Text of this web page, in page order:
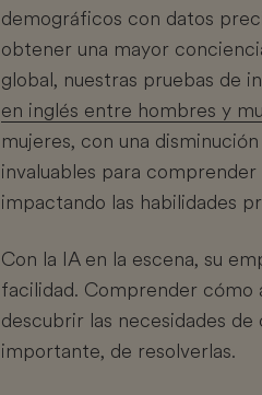
demográficos con datos
obtener una mayor
global, nuestras pruebas de
en inglés entre hombres y
mujeres, con una
invaluables para
impactando las habilidades
Con la IA en la escena, su
facilidad. Comprender cómo
descubrir las necesidades
importante, de resolverlas.